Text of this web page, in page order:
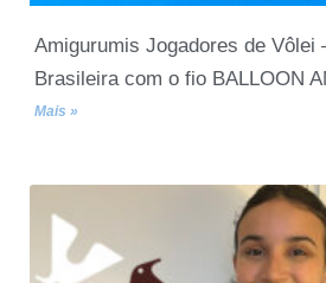
Amigurumis Jogadores de Vôlei
Brasileira com o fio BALLOON
Mais »